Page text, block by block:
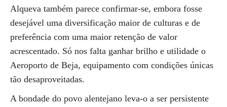
Alqueva também parece confirmar-se, embora fosse
desejável uma diversificação maior de culturas e de
preferência com uma maior retenção de valor
acrescentado. Só nos falta ganhar brilho e utilidade o
Aeroporto de Beja, equipamento com condições únicas
tão desaproveitadas.
A bondade do povo alentejano leva-o a ser persistente